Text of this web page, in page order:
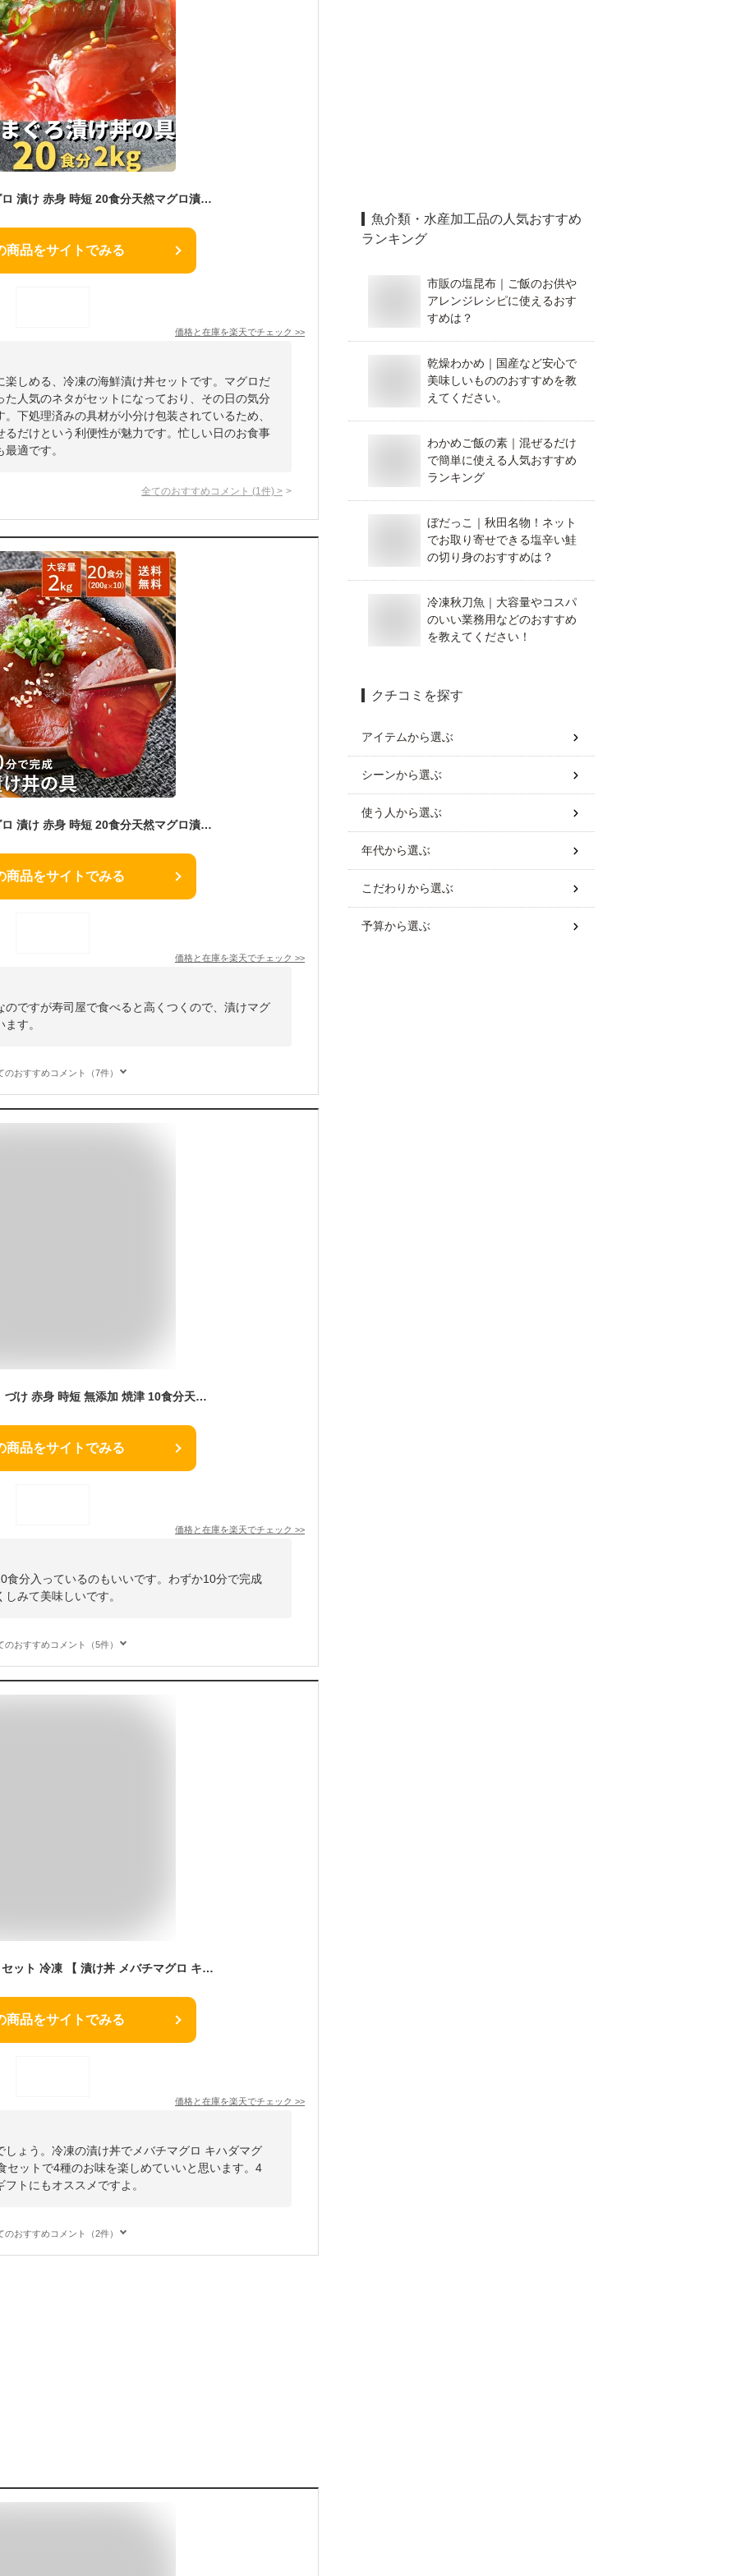
まぐろ 漬け づけ マグロ 漬け 赤身 時短 20食分天然マグロ漬け丼の具 200g×10 送料無料 冷凍 静岡県産 お徳用 海鮮丼 簡単 ひな祭り お祝い 大容量 業務用
商品をサイトでみる
価格と在庫を楽天でチェック >>
しめる、冷凍の海鮮漬け丼セットです。マグロだ
人気のネタがセットになっており、その日の気分
下処理済みの具材が小分け包装されているため、
だけという利便性が魅力です。忙しい日のお食事
適です。
全てのおすすめコメント (1 件) >
まぐろ 漬け づけ マグロ 漬け 赤身 時短 20食分天然マグロ漬け丼の具 200g×10 送料無料 冷凍 静岡県産 お徳用 海鮮丼 簡単 ひな祭り お祝い 大容量 業務用
商品をサイトでみる
価格と在庫を楽天でチェック >>
ですが寿司屋で食べると高くつくので、漬けマグ
す。
のおすすめコメント（7件）
まぐろ 漬け 鮪 マグロ づけ 赤身 時短 無添加 焼津 10食分天然まぐろの漬け丼の具セット 1kg 送料無料 冷凍 お徳用 お祝い 海鮮丼 業務用 SALE お取り寄せ 敬老の日
商品をサイトでみる
価格と在庫を楽天でチェック >>
食分入っているのもいいです。わずか10分で完成
みて美味しいです。
のおすすめコメント（5件）
父の日 ギフト 海鮮丼 セット 冷凍 【 漬け丼 メバチマグロ キハダマグロ ビンチョウマグロ カツオ 各1種 4食セット 4人前 】 冬ギフト マグロ漬け 鮪 めばち きはだ びんちょう まぐろ マグロ 鰹 かつお ギフト プレゼント 海鮮セット ご飯のお供 たれ お茶漬け 漬け魚
商品をサイトでみる
価格と在庫を楽天でチェック >>
ょう。冷凍の漬け丼でメバチマグロ キハダマグ
セットで4種のお味を楽しめていいと思います。4
トにもオススメですよ。
のおすすめコメント（2件）
魚介類・水産加工品の人気おすすめ
ランキング
市販の塩昆布｜ご飯のお供や
アレンジレシピに使えるおす
すめは？
乾燥わかめ｜国産など安心で
美味しいもののおすすめを教
えてください。
わかめご飯の素｜混ぜるだけ
で簡単に使える人気おすすめ
ランキング
ぼだっこ｜秋田名物！ネット
でお取り寄せできる塩辛い鮭
の切り身のおすすめは？
冷凍秋刀魚｜大容量やコスパ
のいい業務用などのおすすめ
を教えてください！
クチコミを探す
アイテムから選ぶ
シーンから選ぶ
使う人から選ぶ
年代から選ぶ
こだわりから選ぶ
予算から選ぶ